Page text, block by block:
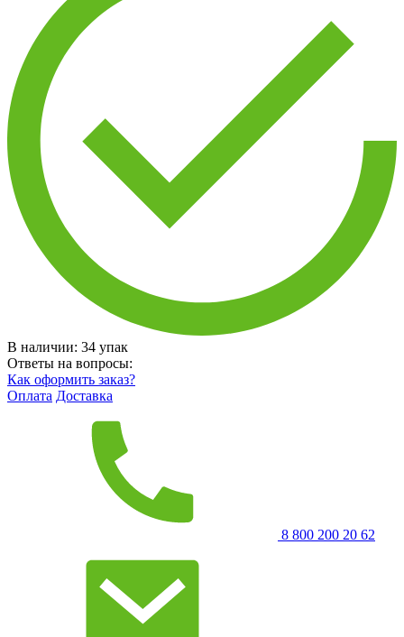
В наличии: 34 упак
Ответы на вопросы:
Как оформить заказ?
Оплата Доставка
8 800 200 20 62